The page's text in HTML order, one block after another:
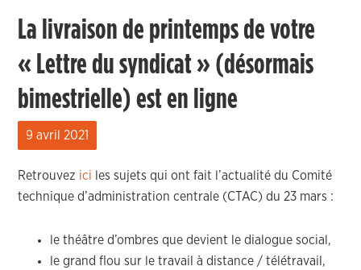
La livraison de printemps de votre
« Lettre du syndicat » (désormais
bimestrielle) est en ligne
9 avril 2021
Retrouvez ici les sujets qui ont fait l’actualité du Comité
technique d’administration centrale (CTAC) du 23 mars :
le théâtre d’ombres que devient le dialogue social,
le grand flou sur le travail à distance / télétravail,